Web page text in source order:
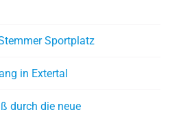
Sportplatz
in Extertal
durch die neue